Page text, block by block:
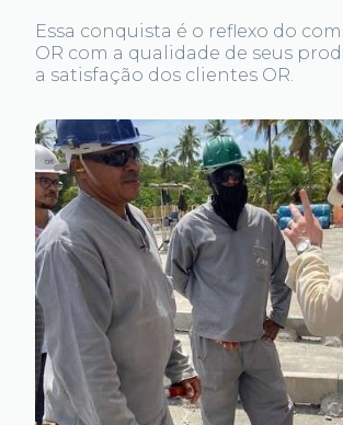
Essa conquista é o reflexo do
OR com a qualidade de seus
a satisfação dos clientes OR.